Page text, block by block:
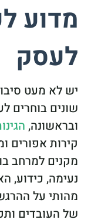
מדוע
לעסק
יש לא מעט
שונים בוחרים
ובראשונה,
קירות אפורים
מקנים למרחב
נעימה, כידוע,
מהותי על
של העובדים